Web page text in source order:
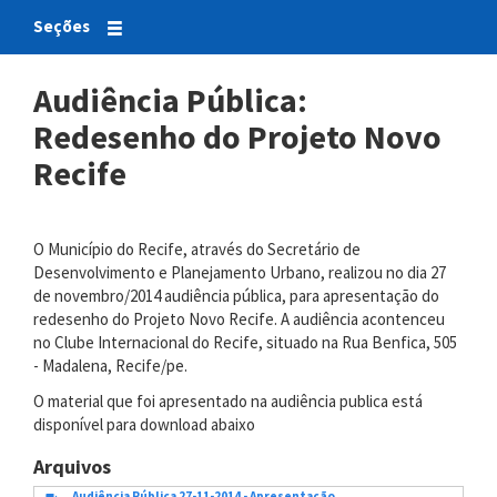
Seções
Audiência Pública:
Redesenho do Projeto Novo
Recife
O Município do Recife, através do Secretário de
Desenvolvimento e Planejamento Urbano, realizou no dia 27
de novembro/2014 audiência pública, para apresentação do
redesenho do Projeto Novo Recife. A audiência acontenceu
no Clube Internacional do Recife, situado na Rua Benfica, 505
- Madalena, Recife/pe.
O material que foi apresentado na audiência publica está
disponível para download abaixo
Arquivos